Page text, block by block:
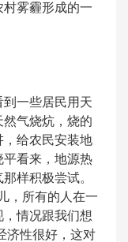
雾霾形成的一
一些居民用天
气烧炕，烧的
给农民安装地
看来，地源热
样积极尝试。
，所有的人在一
情况跟我们想
济性很好，这对